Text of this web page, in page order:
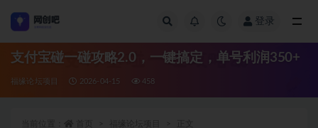
登录
支付宝碰一碰攻略2.0，一键搞定，单号利润350+
福缘论坛项目 2026-04-15 458